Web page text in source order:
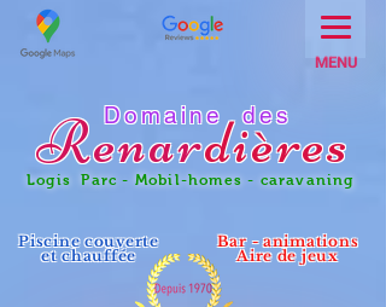
MENU
Domaine des
Renardières
Parc - Mobil-homes - caravaning
Piscine couverte
et chauffée
Bar - animations
Aire de jeux